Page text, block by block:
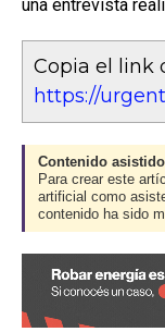
una entrevista
Copia el link
https://
Contenido
Para crear este
artificial como
contenido ha sido